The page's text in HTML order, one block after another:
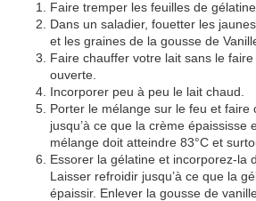
Faire tremper les feuilles de
Dans un saladier, fouetter les
et les graines de la gousse de
Faire chauffer votre lait sans le
ouverte.
Incorporer peu à peu le lait chaud.
Porter le mélange sur le feu et faire
jusqu’à ce que la crème épaississe
mélange doit atteindre 83°C et
Essorer la gélatine et incorporez-la
Laisser refroidir jusqu’à ce que la
épaissir. Enlever la gousse de